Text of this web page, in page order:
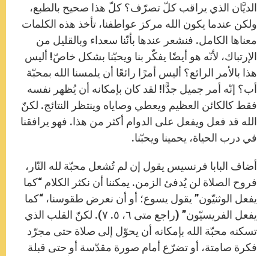
الديَّان الذي يراقب كلّ تصرّف؟ كلّ هذا صحيح بالطبع،
ولكن عندما يكون الله مركز عواطفنا، تأخذ هذه الكلمات
معناها الكامل. فنشعر عندها بأنّنا سعداء وبالقليل من
الإرتباك، لأنّه هو أيضًا يفكّر بنا ويحبّنا بشكل خاصّ! أليس
هذا بالأمر الرائع؟ أليس أمرًا رائعًا أن يلمسنا الله بمحبّة
أب؟ إنّه أمر جميل جدًّا! لقد كان بإمكانه أن يُظهر نفسه
فقط كالكائن العظيم ويعطي وصاياه وينتظر النتائج. لكنّ
الله قد فعل ويفعل على الدوام أكثر من هذا. فهو يرافقنا
في درب الحياة، يحمينا ويحبّنا.
أضاف البابا فرنسيس يقول إن لم تُشعل محبّة لله النّار،
فروح الصلاة لن يُدفئ الزمن. يمكننا أن نكثر الكلام “كما
يفعل الوثنيّون” يقول يسوع؛ أو أن نعرض طقوسنا، “كما
يفعل الفريسيّون” (راجع متى ٦، ٥. ٧). لكنّ القلب الذي
تسكنه محبّة الله بإمكانه أن يحوّل إلى صلاة حتى مجرّد
فكرة صامتة، أو تضرّع أمام صورة مقدّسة أو حتى قبلة